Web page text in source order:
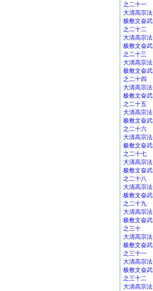
之二十一
大清高宗
极敷文奋
之二十二
大清高宗
极敷文奋
之二十三
大清高宗
极敷文奋
之二十四
大清高宗
极敷文奋
之二十五
大清高宗
极敷文奋
之二十六
大清高宗
极敷文奋
之二十七
大清高宗
极敷文奋
之二十八
大清高宗
极敷文奋
之二十九
大清高宗
极敷文奋
之三十
大清高宗
极敷文奋
之三十一
大清高宗
极敷文奋
之三十二
大清高宗